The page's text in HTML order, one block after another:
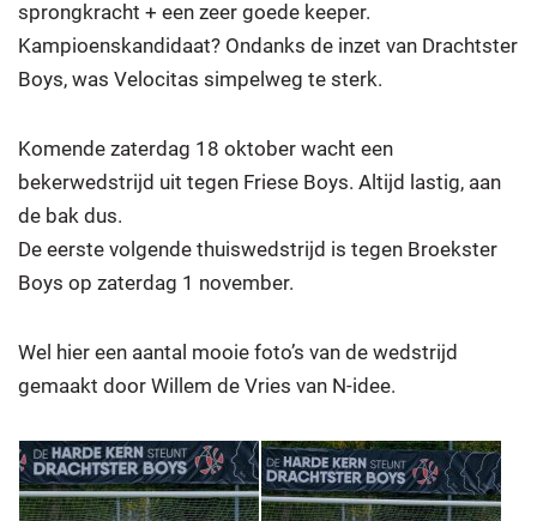
sprongkracht + een zeer goede keeper.
Kampioenskandidaat? Ondanks de inzet van Drachtster
Boys, was Velocitas simpelweg te sterk.
Komende zaterdag 18 oktober wacht een
bekerwedstrijd uit tegen Friese Boys. Altijd lastig, aan
de bak dus.
De eerste volgende thuiswedstrijd is tegen Broekster
Boys op zaterdag 1 november.
Wel hier een aantal mooie foto’s van de wedstrijd
gemaakt door Willem de Vries van N-idee.